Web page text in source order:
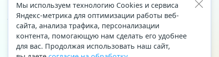
Адрес
Архангельск, ул. Папанина, д. 19 (вход в здание со стороны
автоцентра «Тойота»)
Мы используем технологию Cookies и сервиса
Яндекс-метрика для оптимизации работы веб-
сайта, анализа трафика, персонализации
контента, помогающую нам сделать его удобнее
для вас. Продолжая использовать наш сайт,